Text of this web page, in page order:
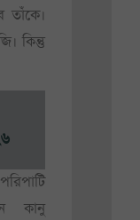
তাঁকে।
কিন্তু
কানু